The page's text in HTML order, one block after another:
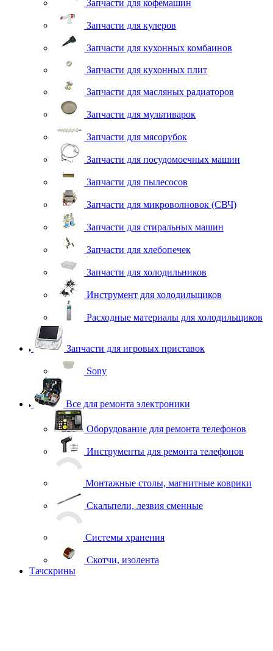
Запчасти для кофемашин
Запчасти для кулеров
Запчасти для кухонных комбаинов
Запчасти для кухонных плит
Запчасти для масляных радиаторов
Запчасти для мультиварок
Запчасти для мясорубок
Запчасти для посудомоечных машин
Запчасти для пылесосов
Запчасти для микроволновок (СВЧ)
Запчасти для стиральных машин
Запчасти для хлебопечек
Запчасти для холодильников
Инструмент для холодильщиков
Расходные материалы для холодильщиков
Запчасти для игровых приставок
Sony
Все для ремонта электроники
Оборудование для ремонта телефонов
Инструменты для ремонта телефонов
Скотчи, изолента
Тачскрины